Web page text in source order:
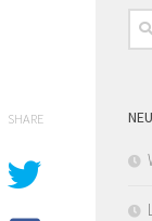
SHARE